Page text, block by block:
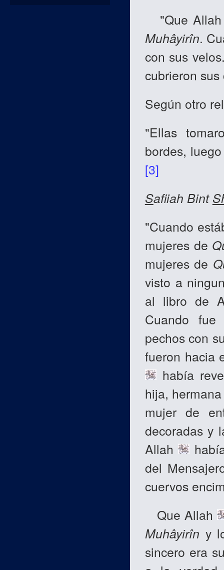
"Que Allah
Muhâyirîn.
con sus
cubrieron
Según otro
"Ellas
bordes,
[3]
Safiiah Bint
"Cuando
mujeres de
mujeres de
visto a
al libro de
Cuando
pechos con
fueron hacia
había
hija,
mujer de
decoradas y
Allah
del
cuervos
Que Allah
Muhâyirîn y
sincero era